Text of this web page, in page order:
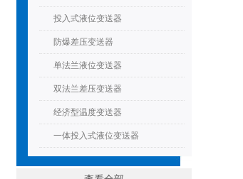
投入式液位变送器
防爆差压变送器
单法兰液位变送器
双法兰差压变送器
经济型温度变送器
一体投入式液位变送器